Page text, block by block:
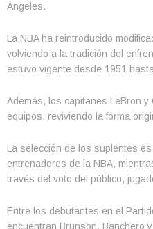
Ángeles.
La NBA ha reintroducido
volviendo a la tradición del
estuvo vigente desde 1951
Además, los capitanes LeBron
equipos, reviviendo la forma
La selección de los suplentes
entrenadores de la NBA,
través del voto del público,
Entre los debutantes en el
encuentran Brunson, Banchero